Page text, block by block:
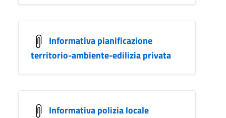
Informativa pianificazione
territorio-ambiente-edilizia privata
Informativa polizia locale